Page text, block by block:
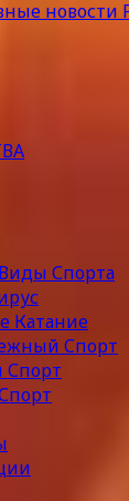
Спорта
Катание
Спорт